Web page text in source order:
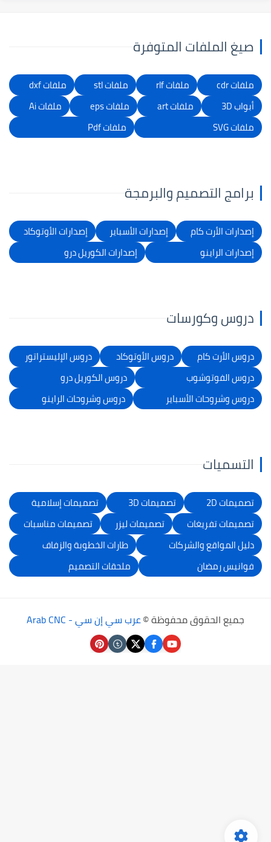
صيغ الملفات المتوفرة
ملفات cdr ملفات rlf ملفات stl
ملفات dxf
أبواب 3D
ملفات art ملفات eps
ملفات Ai
ملفات SVG
ملفات Pdf
برامج التصميم والبرمجة
إصدارات الأرت كام إصدارات الأسباير
إصدارات الأوتوكاد
إصدارات الراينو
إصدارات الكوريل درو
دروس وكورسات
دروس الأرت كام دروس الأوتوكاد
دروس الإليستراتور
دروس الفوتوشوب
دروس الكوريل درو
دروس وشروحات الأسباير
دروس وشروحات الراينو
التسميات
تصميمات 2D تصميمات 3D
تصميمات إسلامية
تصميمات تفريغات
تصميمات ليزر
تصميمات مناسبات
دليل المواقع والشركات
طارات الخطوبة والزفاف
فوانيس رمضان
ملحقات التصميم
جميع الحقوق محفوظة ©عرب سي إن سي - Arab CNC